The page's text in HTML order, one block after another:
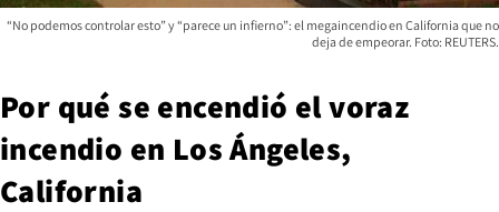
“No podemos controlar esto” y “parece un infierno”: el megaincendio en California que no
deja de empeorar. Foto: REUTERS.
Por qué se encendió el voraz
incendio en Los Ángeles,
California